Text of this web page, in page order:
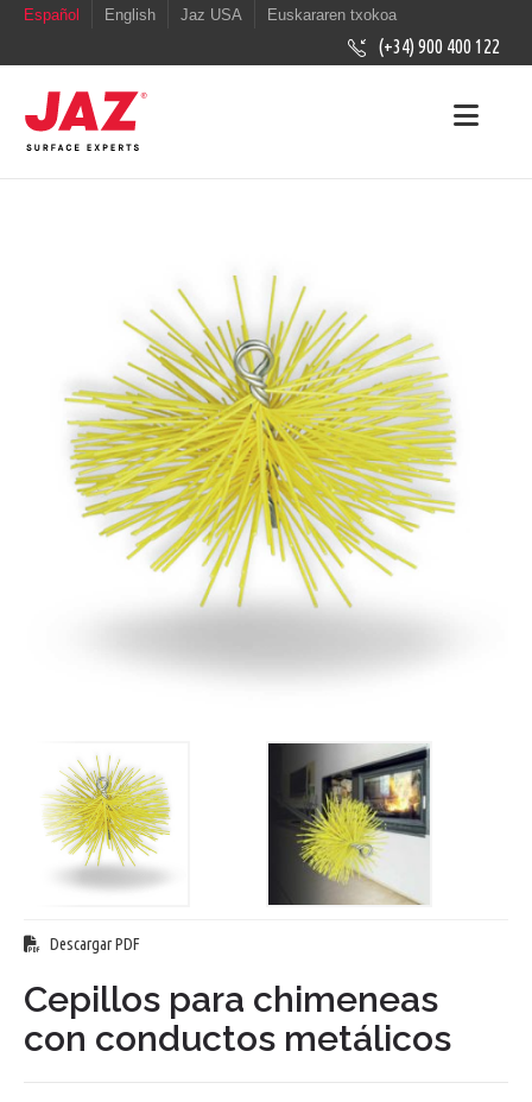
Español English Jaz USA Euskararen txokoa
(+34) 900 400 122
Descargar PDF
Cepillos para chimeneas
con conductos metálicos